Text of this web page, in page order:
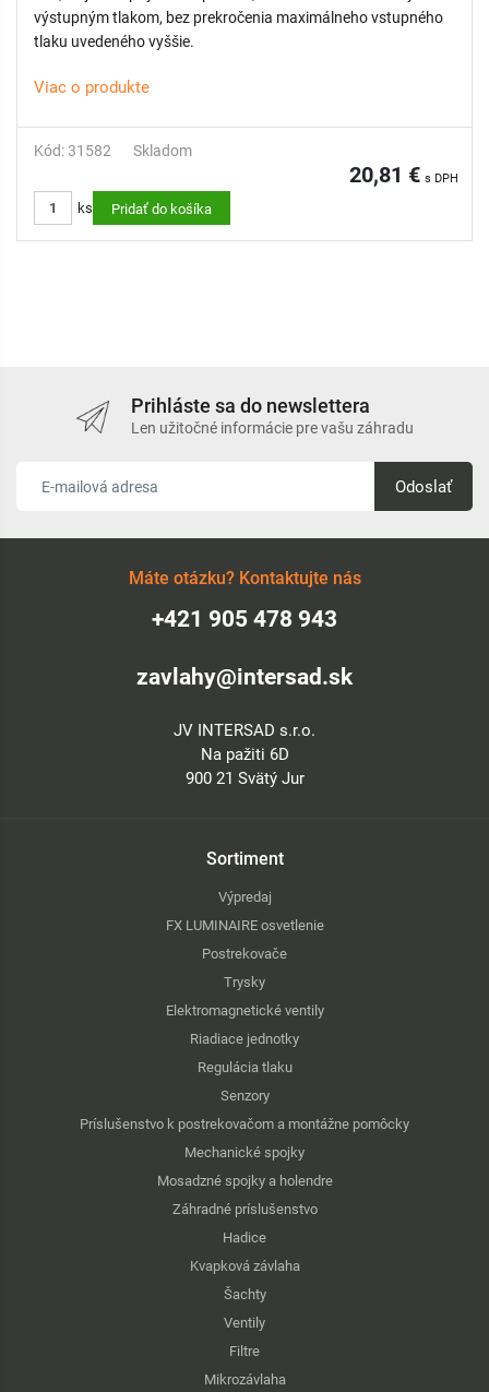
výstupným tlakom, bez prekročenia maximálneho vstupného
tlaku uvedeného vyššie.
Viac o produkte
Kód: 31582 Skladom
20,81 € s DPH
ks Pridať do košíka
Prihláste sa do newslettera
Len užitočné informácie pre vašu záhradu
Odoslať
Máte otázku? Kontaktujte nás
+421 905 478 943
zavlahy@intersad.sk
JV INTERSAD s.r.o.
Na pažiti 6D
900 21 Svätý Jur
Sortiment
Výpredaj
FX LUMINAIRE osvetlenie
Postrekovače
Trysky
Elektromagnetické ventily
Riadiace jednotky
Regulácia tlaku
Senzory
Príslušenstvo k postrekovačom a montážne pomôcky
Mechanické spojky
Mosadzné spojky a holendre
Záhradné príslušenstvo
Hadice
Kvapková závlaha
Šachty
Ventily
Filtre
Mikrozávlaha